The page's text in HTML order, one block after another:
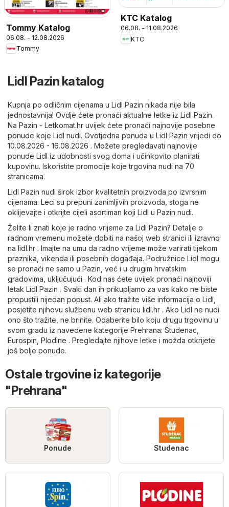
Tommy Katalog
06.08. - 12.08.2026
Tommy
KTC Katalog
06.08. - 11.08.2026
KTC
Lidl Pazin katalog
Kupnja po odličnim cijenama u Lidl Pazin nikada nije bila
jednostavnija! Ovdje ćete pronaći aktualne letke iz Lidl Pazin.
Na Pazin - Letkomat.hr uvijek ćete pronaći najnovije posebne
ponude koje Lidl nudi. Ovotjedna ponuda u Lidl Pazin vrijedi do
10.08.2026 - 16.08.2026 . Možete pregledavati najnovije
ponude Lidl iz udobnosti svog doma i učinkovito planirati
kupovinu. Iskoristite promocije koje trgovina nudi na 70
stranicama.
Lidl Pazin nudi širok izbor kvalitetnih proizvoda po izvrsnim
cijenama. Leci su prepuni zanimljivih proizvoda, stoga ne
oklijevajte i otkrijte cijeli asortiman koji Lidl u Pazin nudi.
Želite li znati koje je radno vrijeme za Lidl Pazin? Detalje o
radnom vremenu možete dobiti na našoj web stranici ili izravno
na lidl.hr . Imajte na umu da radno vrijeme može varirati tijekom
praznika, vikenda ili posebnih događaja. Podružnice Lidl mogu
se pronaći ne samo u Pazin, već i u drugim hrvatskim
gradovima, uključujući . Kod nas ćete uvijek pronaći najnoviji
letak Lidl Pazin . Svaki dan ih prikupljamo za vas kako ne biste
propustili nijedan popust. Ali ako tražite više informacija o Lidl,
posjetite njihovu službenu web stranicu lidl.hr . Ako Lidl ne nudi
ono što tražite, ne brinite. Odaberite bilo koju drugu trgovinu u
svom gradu iz navedene kategorije Prehrana: Studenac
Eurospin Plodine . Pregledajte njihove letke i možda otkrijete
još bolje ponude.
Ostale trgovine iz kategorije
"Prehrana"
Ponude Studenac